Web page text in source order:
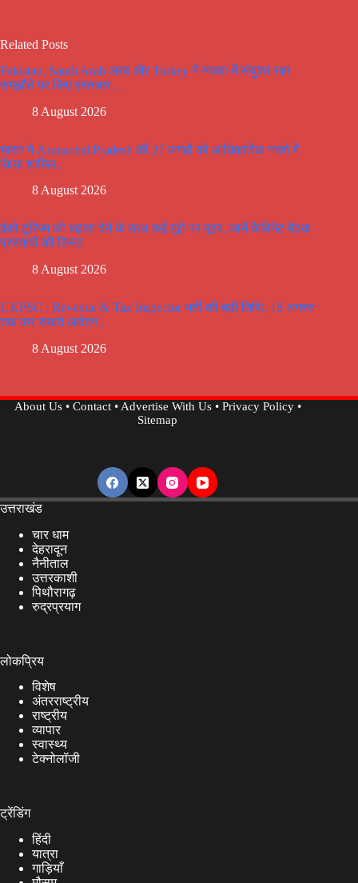
Related Posts
Pakistan, Saudi Arab अरब और Turkey ने मक्का में संयुक्त रक्षा
समझौते पर किए हस्ताक्षर…
8 August 2026
भारत ने Arunachal Pradesh की 27 जगहों को आधिकारिक नक्शे में
किया शामिल..
8 August 2026
ईको टूरिज्म को बढ़ावा देने के साथ कई मूद्दो पर मूहर, जानें कैबिनेट बैठक
प्रस्तावों की लिस्ट
8 August 2026
UKPSC : Revenue & Tax Inspector भर्ती की बढ़ी तिथि, 18 अगस्त
तक कर सकते आवेदन..
8 August 2026
About Us• Contact•Advertise With Us• Privacy Policy•
Sitemap
उत्तराखंड
चार धाम
देहरादून
नैनीताल
उत्तरकाशी
पिथौरागढ़
रुद्रप्रयाग
लोकप्रिय
विशेष
अंतरराष्ट्रीय
राष्ट्रीय
व्यापार
स्वास्थ्य
टेक्नोलॉजी
ट्रेंडिंग
हिंदी
यात्रा
गाड़ियाँ